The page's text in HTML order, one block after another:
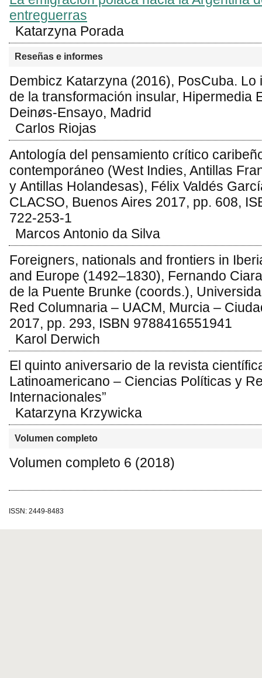
entreguerras
Katarzyna Porada
Reseñas e informes
Dembicz Katarzyna (2016), PosCuba. Lo
de la transformación insular, Hipermedia
Deinøs-Ensayo, Madrid
Carlos Riojas
Antología del pensamiento crítico
contemporáneo (West Indies, Antillas
y Antillas Holandesas), Félix Valdés
CLACSO, Buenos Aires 2017, pp. 608,
722-253-1
Marcos Antonio da Silva
Foreigners, nationals and frontiers in
and Europe (1492–1830), Fernando
de la Puente Brunke (coords.),
Red Columnaria – UACM, Murcia –
2017, pp. 293, ISBN 9788416551941
Karol Derwich
El quinto aniversario de la revista
Latinoamericano – Ciencias Políticas y
Internacionales”
Katarzyna Krzywicka
Volumen completo
Volumen completo 6 (2018)
ISSN: 2449-8483